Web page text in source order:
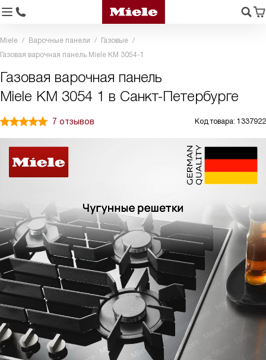
Miele Варочные панели
Газовые
Газовая варочная панель Miele KM 3054-1
Газовая варочная панель
Miele KM 3054 1 в Санкт-Петербурге
7 отзывов Код товара: 1337922